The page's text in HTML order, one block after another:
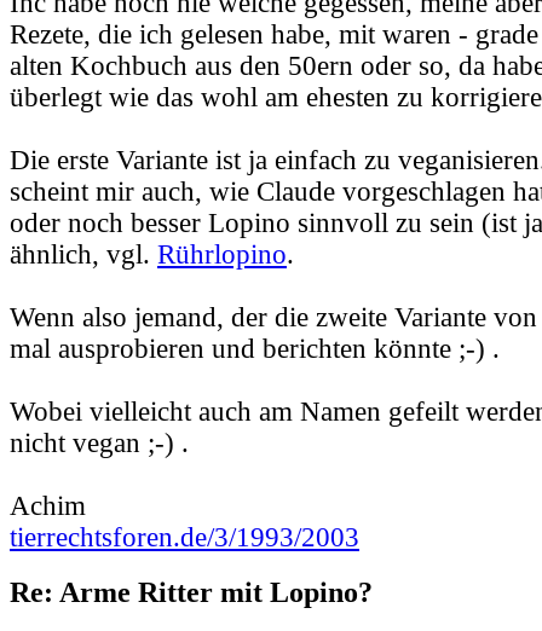
Rezete, die ich gelesen habe, mit waren -
alten Kochbuch aus den 50ern oder so, da
überlegt wie das wohl am ehesten zu
Die erste Variante ist ja einfach zu
scheint mir auch, wie Claude vorgeschlagen
oder noch besser Lopino sinnvoll zu sein (ist
ähnlich, vgl. Rührlopino.
Wenn also jemand, der die zweite Variante
mal ausprobieren und berichten könnte ;-) .
Wobei vielleicht auch am Namen gefeilt
nicht vegan ;-) .
Achim
tierrechtsforen.de/3/1993/2003
Re: Arme Ritter mit Lopino?